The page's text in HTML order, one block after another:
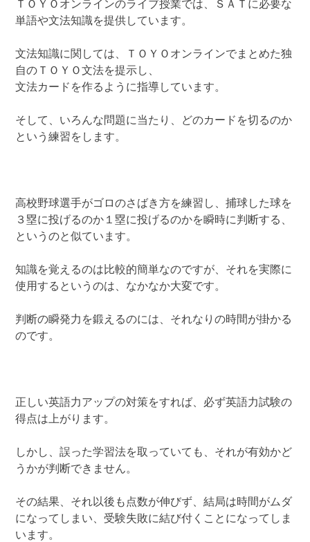
ＴＯＹＯオンラインのライブ授業では、ＳＡＴに必要な
単語や文法知識を提供しています。
文法知識に関しては、ＴＯＹＯオンラインでまとめた独
自のＴＯＹＯ文法を提示し、
文法カードを作るように指導しています。
そして、いろんな問題に当たり、どのカードを切るのか
という練習をします。
高校野球選手がゴロのさばき方を練習し、捕球した球を
３塁に投げるのか１塁に投げるのかを瞬時に判断する、
というのと似ています。
知識を覚えるのは比較的簡単なのですが、それを実際に
使用するというのは、なかなか大変です。
判断の瞬発力を鍛えるのには、それなりの時間が掛かる
のです。
正しい英語力アップの対策をすれば、必ず英語力試験の
得点は上がります。
しかし、誤った学習法を取っていても、それが有効かど
うかが判断できません。
その結果、それ以後も点数が伸びず、結局は時間がムダ
になってしまい、受験失敗に結び付くことになってしま
います。